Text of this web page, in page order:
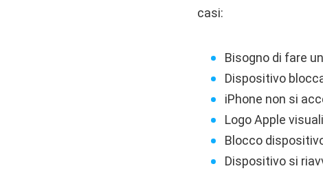
casi:
Bisogno di fare
Dispositivo
iPhone non si
Logo Apple
Blocco
Dispositivo si